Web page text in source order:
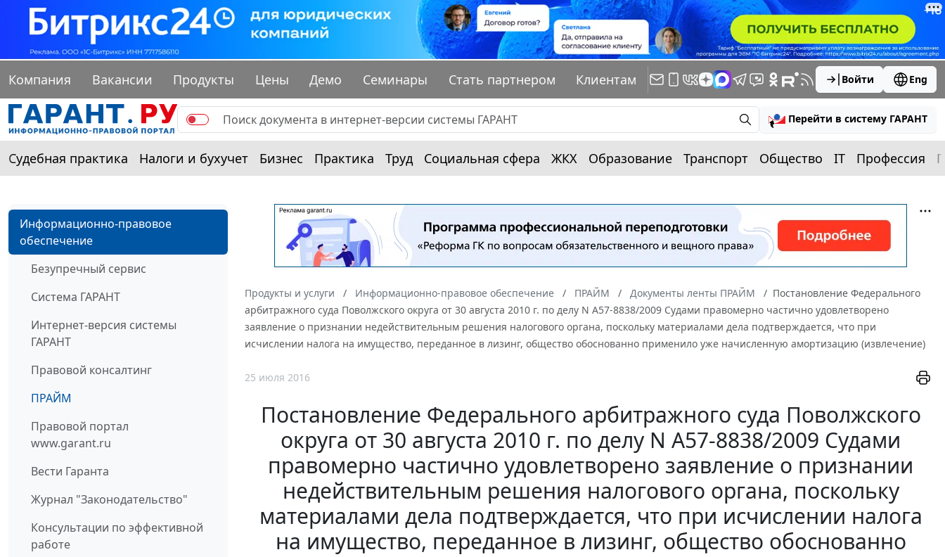
Компания Вакансии Продукты Цены Демо Семинары Стать партнером Клиентам Войти Eng
Перейти в систему ГАРАНТ
Судебная практика Налоги и бухучет Бизнес Практика Труд Социальная сфера ЖКХ Образование Транспорт Общество IT Профессия
Информационно-правовое
обеспечение
Безупречный сервис
Система ГАРАНТ
Интернет-версия системы
ГАРАНТ
Правовой консалтинг
ПРАЙМ
Правовой портал
www.garant.ru
Вести Гаранта
Журнал "Законодательство"
Консультации по эффективной
работе
Продукты и услуги Информационно-правовое обеспечение ПРАЙМ Документы ленты ПРАЙМ
Постановление Федерального
арбитражного суда Поволжского округа от 30 августа 2010 г. по делу N А57-8838/2009 Судами правомерно частично удовлетворено
заявление о признании недействительным решения налогового органа, поскольку материалами дела подтверждается, что при
исчислении налога на имущество, переданное в лизинг, общество обоснованно применило уже начисленную амортизацию (извлечение)
25 июля 2016
Постановление Федерального арбитражного суда Поволжского
округа от 30 августа 2010 г. по делу N А57-8838/2009 Судами
правомерно частично удовлетворено заявление о признании
недействительным решения налогового органа, поскольку
материалами дела подтверждается, что при исчислении налога
на имущество, переданное в лизинг, общество обоснованно